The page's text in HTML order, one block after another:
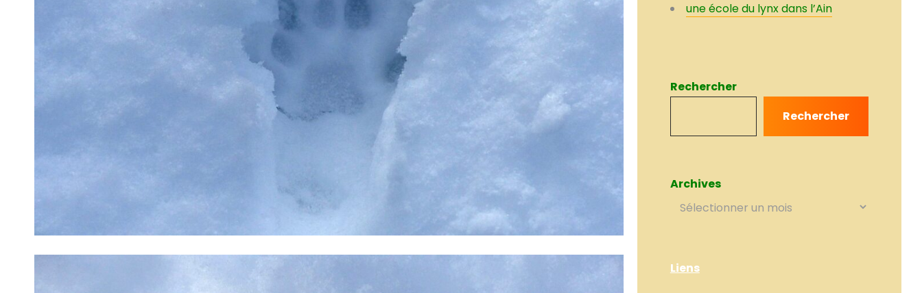
une école du lynx dans l’Ain
Rechercher
Rechercher
Archives
Liens